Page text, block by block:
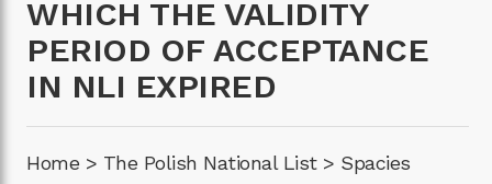
WHICH THE VALIDITY
PERIOD OF ACCEPTANCE
IN NLI EXPIRED
Home > The Polish National List> Spacies